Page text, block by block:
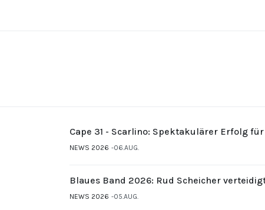
Cape 31 - Scarlino: Spektakulärer Erfolg
NEWS 2026 06.AUG.
Blaues Band 2026: Rud Scheicher
NEWS 2026 05.AUG.